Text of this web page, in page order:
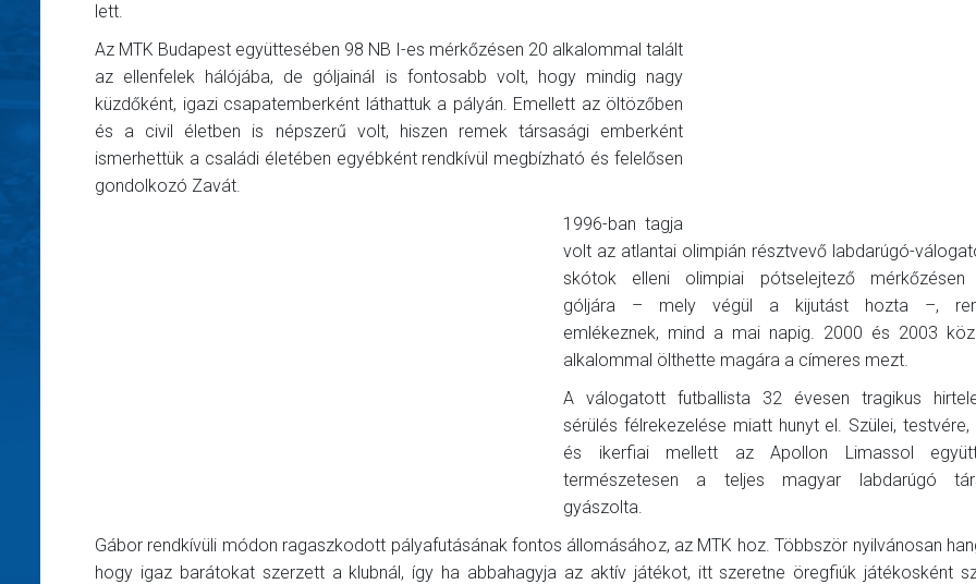
lett.
Az MTK Budapest együttesében 98 NB I-es mérkőzésen 20 alkalommal talált
az ellenfelek hálójába, de góljainál is fontosabb volt, hogy mindig nagy
küzdőként, igazi csapatemberként láthattuk a pályán. Emellett az öltözőben
és a civil életben is népszerű volt, hiszen remek társasági emberként
ismerhettük a családi életében egyébként rendkívül megbízható és felelősen
gondolkozó Zavát.
1996-ban tagja
volt az atlantai olimpián résztvevő labdarúgó-
skótok elleni olimpiai pótselejtező mérkőzésen
góljára – mely végül a kijutást hozta –,
emlékeznek, mind a mai napig. 2000 és 2003
alkalommal ölthette magára a címeres mezt.
A válogatott futballista 32 évesen tragikus
sérülés félrekezelése miatt hunyt el. Szülei,
és ikerfiai mellett az Apollon Limassol
természetesen a teljes magyar labdarúgó
gyászolta.
Gábor rendkívüli módon ragaszkodott pályafutásának fontos állomásához, az MTK hoz. Többször nyilvánosan
hogy igaz barátokat szerzett a klubnál, így ha abbahagyja az aktív játékot, itt szeretne öregfiúk játékosként